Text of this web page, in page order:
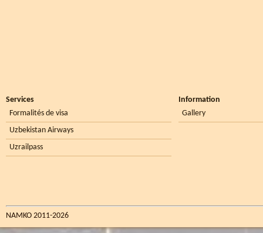
Services
Formalités de visa
Uzbekistan Airways
Uzrailpass
Information
Gallery
NAMKO 2011-2026